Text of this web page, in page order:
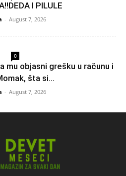
I PILULE
- August 7, 2026
0
mu objasni grešku u računu i
šta si...
- August 7, 2026